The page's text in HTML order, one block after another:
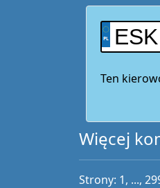
Ten
Więcej
Strony: 1, ...,